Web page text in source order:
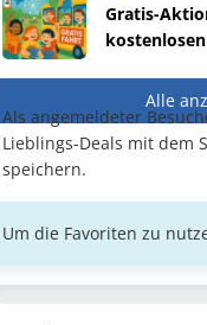
Gratis-
Alle
Als angemeldeter
Lieblings-Deals mit dem
speichern.
Um die Favoriten zu